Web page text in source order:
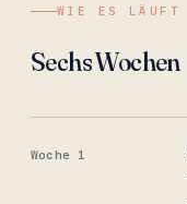
WIE ES LÄUFT
Sechs Wochen
Woche 1